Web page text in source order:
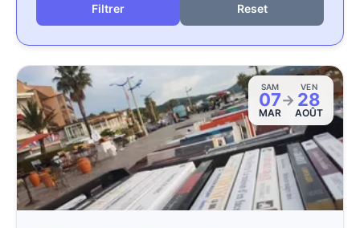
Reset
SAM
07
MAR
→
VEN
28
AOÛT